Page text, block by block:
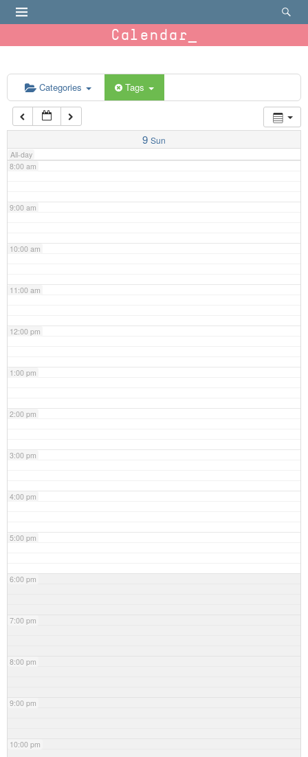
Calendar
Categories Tags
9 Sun
All-day
6:00 am
7:00 am
8:00 am
9:00 am
10:00 am
11:00 am
12:00 pm
1:00 pm
2:00 pm
3:00 pm
4:00 pm
5:00 pm
6:00 pm
7:00 pm
8:00 pm
9:00 pm
10:00 pm